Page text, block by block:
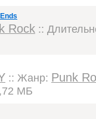
Rock ::
:: Жанр: Punk
МБ